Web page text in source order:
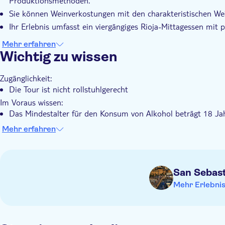
gemächlichen Rhythmus ist diese Rioja-Weintour ein
möchten, ohne sich um die Logistik zu kümmern.
Sie können Weinverkostungen mit den charakteristischen
Ihr Erlebnis umfasst ein viergängiges Rioja-Mittagessen mit
Mehr erfahren
Wichtig zu wissen
Zugänglichkeit:
Die Tour ist nicht rollstuhlgerecht
Im Voraus wissen:
Das Mindestalter für den Konsum von Alkohol beträgt 18
Bei allen Buchungen ist eine Mindestteilnehmerzahl von 2
Diese Tour findet in kleinen Gruppen von bis zu 8
Mehr erfahren
San
Mehr